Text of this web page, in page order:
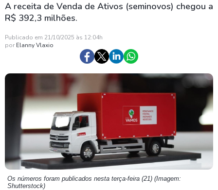
A receita de Venda de Ativos (seminovos) chegou a
R$ 392,3 milhões.
Publicado em 21/10/2025 às 12:04h
por Elanny Vlaxio
Os números foram publicados nesta terça-feira (21) (Imagem:
Shutterstock)